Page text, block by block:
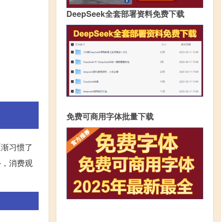
习惯了
消费观
DeepSeek全套部署资料免费下载
免费可商用字体批量下载